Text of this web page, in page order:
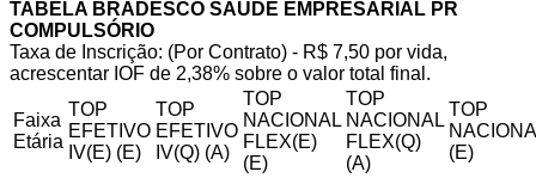
TABELA BRADESCO SAÚDE EMPRESARIAL PR
COMPULSÓRIO
Taxa de Inscrição: (Por Contrato) - R$ 7,50 por vida,
acrescentar IOF de 2,38% sobre o valor total final.
Faixa
Etária
TOP
EFETIVO
IV(E) (E)
TOP
EFETIVO
IV(Q) (A)
TOP
NACIONAL
FLEX(E)
(E)
TOP
NACIONAL
FLEX(Q)
(A)
TOP
(E)